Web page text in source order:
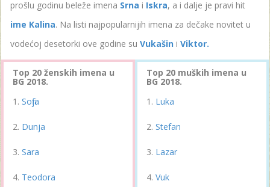
prošlu godinu beleže imena Srna i Iskra, a i dalje je pravi hit
ime Kalina. Na listi najpopularnijih imena za dečake novitet u
vodećoj desetorki ove godine su Vukašin i Viktor.
Top 20 ženskih imena u
BG 2018.
Sofija
Dunja
Sara
Teodora
Top 20 muških imena u
BG 2018.
Luka
Stefan
Lazar
Vuk